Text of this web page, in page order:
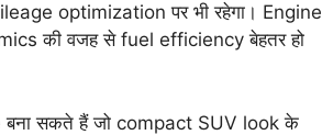
optimization पर भी रहेगा। Engine
की वजह से fuel efficiency बेहतर हो
सकते हैं जो compact SUV look के